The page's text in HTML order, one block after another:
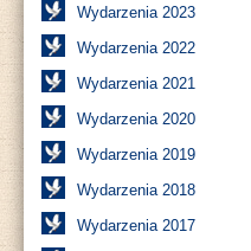
Wydarzenia 2023
Wydarzenia 2022
Wydarzenia 2021
Wydarzenia 2020
Wydarzenia 2019
Wydarzenia 2018
Wydarzenia 2017